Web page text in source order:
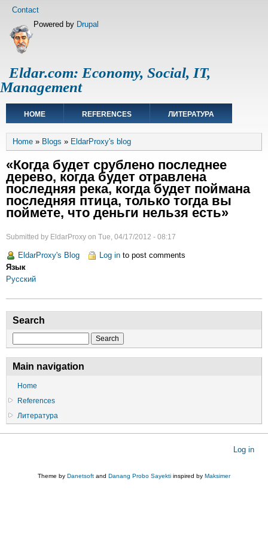
Skip
main
content
Footer
Contact
Eldar.com: Economy, Social, IT,
Management
Powered by Drupal
Main
navigation
HOME REFERENCES ЛИТЕРАТУРА
Breadcrumb
Home Blogs EldarProxy's blog
«Когда будет срублено последнее
дерево, когда будет отравлена
последняя река, когда будет поймана
последняя птица, только тогда вы
поймете, что деньги нельзя есть»
Submitted by EldarProxy on Tue, 04/17/2012 - 08:17
EldarProxy's Blog Log in to post comments
Язык
Русский
Search
Main navigation
Home
References
Литература
Log in
Theme by Danetsoft and Danang Probo Sayekti inspired by Maksimer